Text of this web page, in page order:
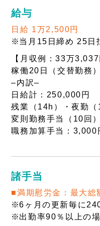
給与
日給 1万2,500円
当月15日締め 25日
【月収例：33万3,037
稼働20日（交替勤務）
–内訳–
日給計：250,000円
残業（14h）・夜勤
変則勤務手当（10回
職務加算手当：3,000
諸手当
■満期慰労金：最大
6ヶ月の更新毎に
出勤率90％以上の